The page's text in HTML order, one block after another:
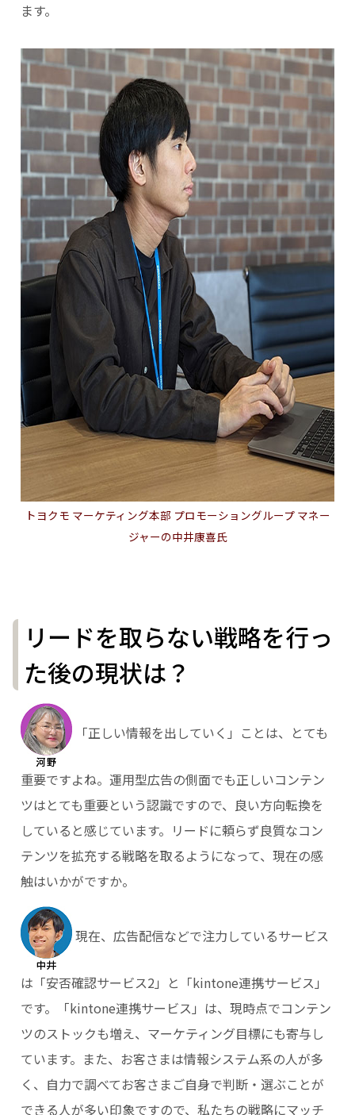
ます。
トヨクモ マーケティング本部 プロモーショングループ マネー
ジャーの中井康喜氏
リードを取らない戦略を行っ
た後の現状は？
「正しい情報を出していく」ことは、とても
重要ですよね。運用型広告の側面でも正しいコンテン
ツはとても重要という認識ですので、良い方向転換を
していると感じています。リードに頼らず良質なコン
テンツを拡充する戦略を取るようになって、現在の感
触はいかがですか。
現在、広告配信などで注力しているサービス
は「安否確認サービス2」と「kintone連携サービス」
です。「kintone連携サービス」は、現時点でコンテン
ツのストックも増え、マーケティング目標にも寄与し
ています。また、お客さまは情報システム系の人が多
く、自力で調べてお客さまご自身で判断・選ぶことが
できる人が多い印象ですので、私たちの戦略にマッチ